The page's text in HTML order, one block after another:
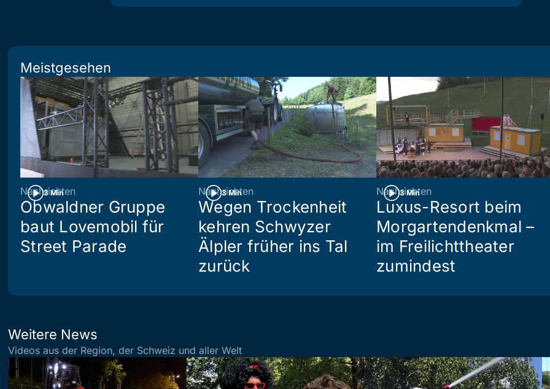
Meistgesehen
3 Min
Nachrichten
Obwaldner Gruppe
baut Lovemobil für
Street Parade
3 Min
Nachrichten
Wegen Trockenheit
kehren Schwyzer
Älpler früher ins Tal
zurück
3 Min
Nachrichten
Luxus-Resort beim
Morgartendenkmal –
im Freilichttheater
zumindest
Weitere News
Videos aus der Region, der Schweiz und aller Welt